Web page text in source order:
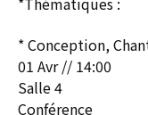
* Conception,
01 Avr // 14:00
Salle 4
Conférence